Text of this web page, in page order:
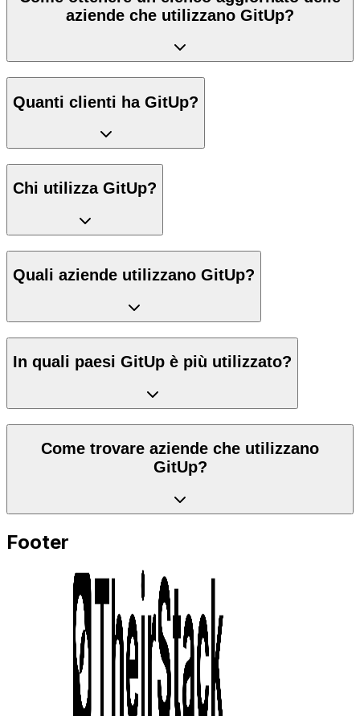
aziende che utilizzano GitUp?
Quanti clienti ha GitUp?
Chi utilizza GitUp?
Quali aziende utilizzano GitUp?
In quali paesi GitUp è più utilizzato?
Come trovare aziende che utilizzano
GitUp?
Footer